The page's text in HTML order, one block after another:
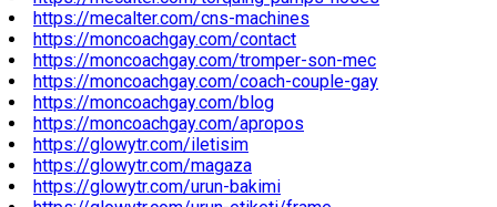
https://mecalter.com/cns-machines
https://moncoachgay.com/contact
https://moncoachgay.com/tromper-son-mec
https://moncoachgay.com/coach-couple-gay
https://moncoachgay.com/blog
https://moncoachgay.com/apropos
https://glowytr.com/iletisim
https://glowytr.com/magaza
https://glowytr.com/urun-bakimi